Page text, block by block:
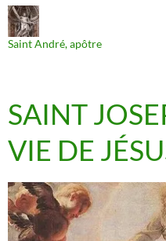
Saint André, apôtre
SAINT
VIE DE